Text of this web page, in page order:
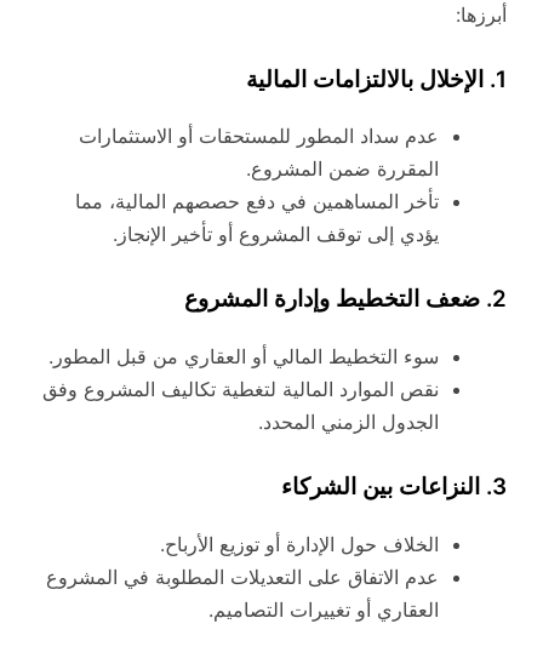
أبرزها:
1. الإخلال بالالتزامات المالية
عدم سداد المطور للمستحقات أو الاستثمارات
المقررة ضمن المشروع.
تأخر المساهمين في دفع حصصهم المالية، مما
يؤدي إلى توقف المشروع أو تأخير الإنجاز.
2. ضعف التخطيط وإدارة المشروع
سوء التخطيط المالي أو العقاري من قبل المطور.
نقص الموارد المالية لتغطية تكاليف المشروع وفق
الجدول الزمني المحدد.
3. النزاعات بين الشركاء
الخلاف حول الإدارة أو توزيع الأرباح.
عدم الاتفاق على التعديلات المطلوبة في المشروع
العقاري أو تغييرات التصاميم.